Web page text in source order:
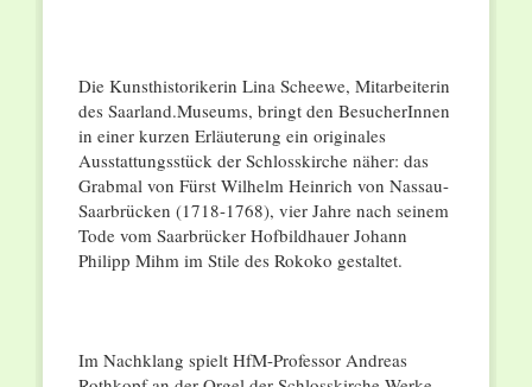
Die Kunsthistorikerin Lina Scheewe, Mitarbeiterin
des Saarland.Museums, bringt den BesucherInnen
in einer kurzen Erläuterung ein originales
Ausstattungsstück der Schlosskirche näher: das
Grabmal von Fürst Wilhelm Heinrich von Nassau-
Saarbrücken (1718-1768), vier Jahre nach seinem
Tode vom Saarbrücker Hofbildhauer Johann
Philipp Mihm im Stile des Rokoko gestaltet.
Im Nachklang spielt HfM-Professor Andreas